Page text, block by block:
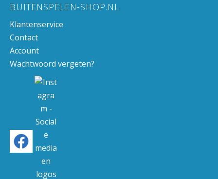
BUITENSPELEN-SHOP.NL
Klantenservice
Contact
Account
Wachtwoord vergeten?